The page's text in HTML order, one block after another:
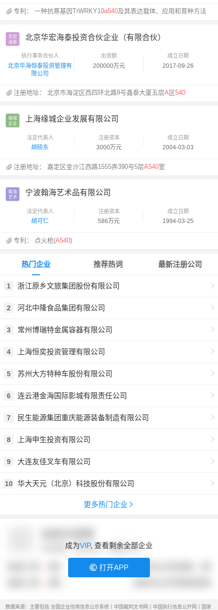
专利：一种抗寒基因TrWRKY10a540及其表达载体、应用和育种方法
华宏
海泰
北京华宏海泰投资合伙企业（有限合伙）
执行事务合伙人
北京华海恒泰投资管理有
限公司
出资额
200000万元
成立日期
2017-09-26
注册地址：北京市海淀区西四环北路9号鑫泰大厦五层A区540
缘城
企业
上海缘城企业发展有限公司
法定代表人
胡晓东
注册资本
3000万元
成立日期
2004-03-03
注册地址： 嘉定区金沙江西路1555弄390号5层A540室
翰海
艺术
宁波翰海艺术品有限公司
法定代表人
胡可仁
注册资本
586万元
成立日期
1994-03-25
专利： 点火枪(A540)
热门企业
1 浙江原乡文旅集团股份有限公司
2 河北中隆食品集团有限公司
3 常州博瑞特金属容器有限公司
4 上海恒奕投资管理有限公司
5 苏州大方特种车股份有限公司
6 连云港金海国际影城有限责任公司
7 民生能源集团重庆能源装备制造有限公司
8 上海申生投资有限公司
9 大连友佳叉车有限公司
10 华大天元（北京）科技股份有限公司
更多热门企业
推荐热词 最新注册公司
成为VIP, 查看剩余全部企业
打开APP
数据来源：主要包括 全国企业信用信息公示系统丨中国裁判文书网丨中国执行信息公开网丨国家